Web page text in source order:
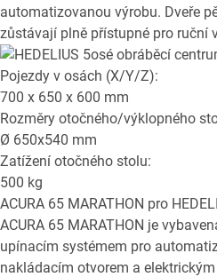
automatizovanou výrobu. Dveře
zůstávají plně přístupné pro ruční
Pojezdy v osách (X/Y/Z):
700 x 650 x 600 mm
Rozměry otočného/výklopného
Ø 650x540 mm
Zatížení otočného stolu:
500 kg
ACURA 65 MARATHON pro
ACURA 65 MARATHON je
upínacím systémem pro
nakládacím otvorem a